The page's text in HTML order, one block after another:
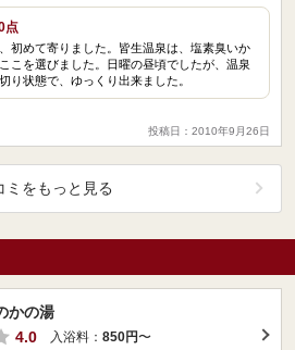
点
初めて寄りました。皆生温泉は、塩素臭いか
こを選びました。日曜の昼頃でしたが、温泉
り状態で、ゆっくり出来ました。
投稿日：2010年9月26日
ミをもっと見る
かの湯
4.0
入浴料： 850円〜